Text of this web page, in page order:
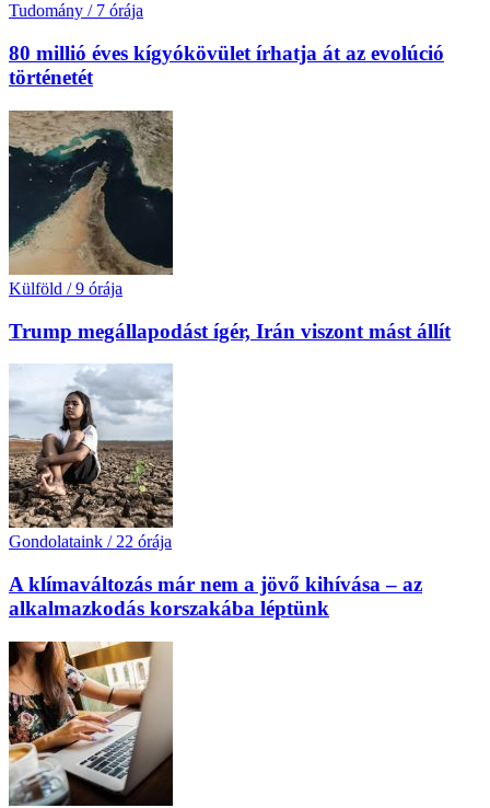
Tudomány / 7 órája
80 millió éves kígyókövület írhatja át az evolúció
történetét
Külföld / 9 órája
Trump megállapodást ígér, Irán viszont mást állít
Gondolataink / 22 órája
A klímaváltozás már nem a jövő kihívása – az
alkalmazkodás korszakába léptünk